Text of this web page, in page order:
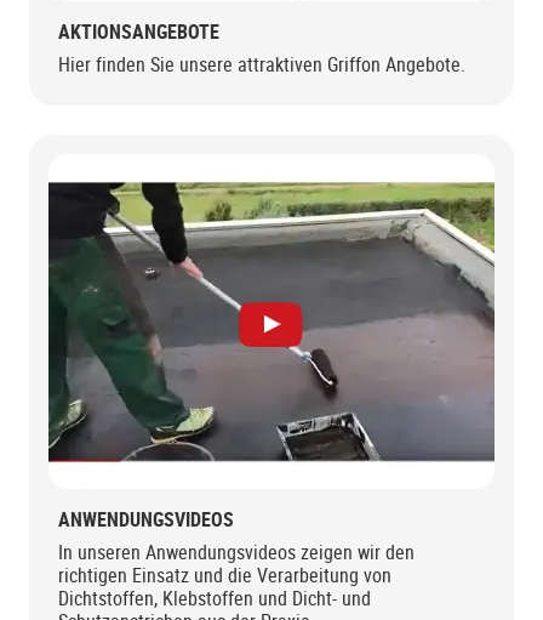
AKTIONSANGEBOTE
Hier finden Sie unsere attraktiven Griffon Angebote.
ANWENDUNGSVIDEOS
In unseren Anwendungsvideos zeigen wir den
richtigen Einsatz und die Verarbeitung von
Dichtstoffen, Klebstoffen und Dicht- und